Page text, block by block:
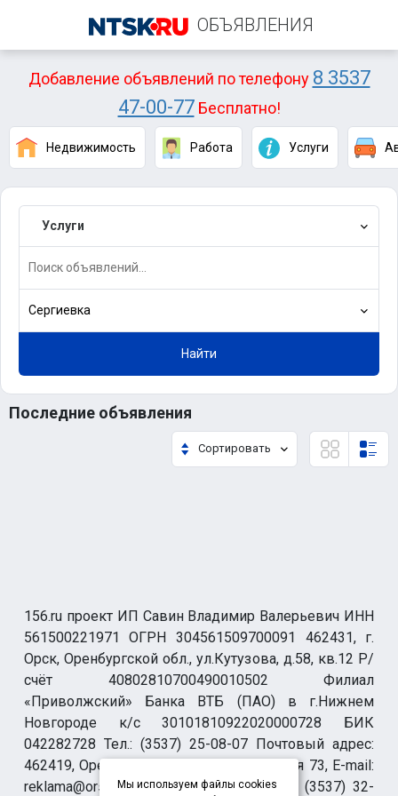
ОБЪЯВЛЕНИЯ
Добавление объявлений по телефону 8 3537
47-00-77Бесплатно!
Недвижимость Работа Услуги
Услуги
Сергиевка
Найти
Последние объявления
Сортировать
156.ru проект ИП Савин Владимир Валерьевич ИНН
561500221971 ОГРН 304561509700091 462431, г.
Орск, Оренбургской обл., ул.Кутузова, д.58, кв.12 Р/
счёт 40802810700490010502 Филиал
«Приволжский» Банка ВТБ (ПАО) в г.Нижнем
Новгороде к/с 30101810922020000728 БИК
042282728 Тел.: (3537) 25-08-07 Почтовый адрес:
462419, Оренбургская обл., г. Орск-19 а/я 73, E-mail:
reklama@orsk.ru ТЕЛЕФОН МОДЕРАЦИИ (3537) 32-
Мы используем файлы cookies